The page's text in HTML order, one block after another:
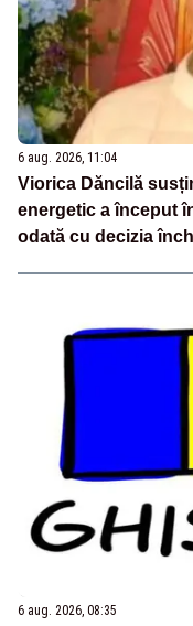
6 aug. 2026, 11:04
Viorica Dăncilă
energetic a început
odată cu decizia
6 aug. 2026, 08:35